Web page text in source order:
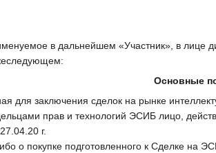
в дальнейшем «Участник», в лице
Основные
для заключения сделок на рынке
прав и технологий ЭСИБ лицо,
г.
о покупке подготовленного к Сделке на